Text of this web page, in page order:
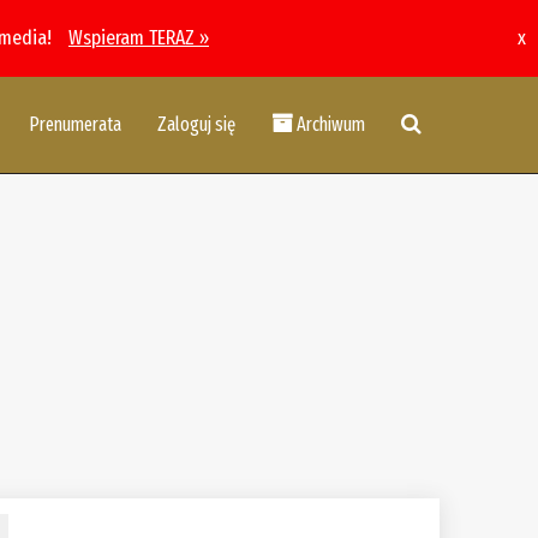
Wspieram TERAZ » x
Prenumerata Zaloguj się Archiwum